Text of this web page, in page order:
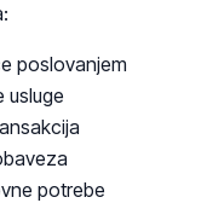
poslovanjem
usluge
potrebe